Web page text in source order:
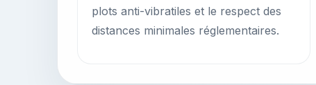
plots anti-vibratiles et le respect des
distances minimales réglementaires.